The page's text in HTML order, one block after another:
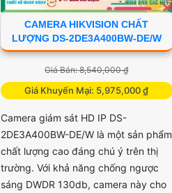
CAMERA HIKVISION CHẤT
LƯỢNG DS-2DE3A400BW-DE/W
Giá Bán: 8,540,000 ₫
Giá Khuyến Mại: 5,975,000 ₫
Camera giám sát HD IP DS-
2DE3A400BW-DE/W là một sản phẩm
chất lượng cao đáng chú ý trên thị
trường. Với khả năng chống ngược
sáng DWDR 130db, camera này cho